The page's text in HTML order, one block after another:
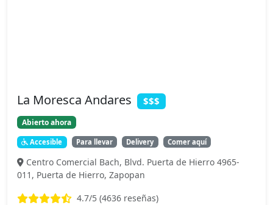
La Moresca Andares $$$
Abierto ahora
Accesible Para llevar Delivery Comer aquí
Centro Comercial Bach, Blvd. Puerta de Hierro 4965-
011, Puerta de Hierro, Zapopan
4.7/5 (4636 reseñas)